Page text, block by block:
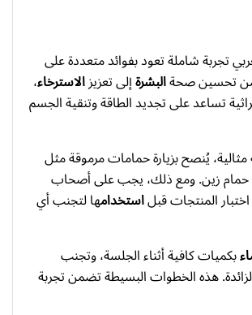
تجربة شاملة تعود بفوائد متعددة على
تحسين صحةالبشرةإلى تعزيزالاسترخاء،
تساعد على تجديد الطاقة وتنقية الجسم
مثالية، يُنصح بزيارة حمامات مرموقة مثل
حمام زين. ومع ذلك، يجب على أصحاب
المنتجات قبلاستخدامها لتجنب أي
بكميات كافية أثناء الجلسة، وتجنب
هذه الخطوات البسيطة تضمن تجربة